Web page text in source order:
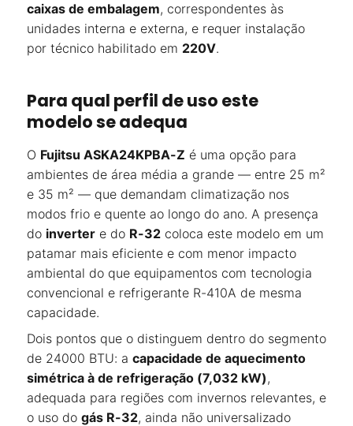
caixas de embalagem, correspondentes às
unidades interna e externa, e requer instalação
por técnico habilitado em 220V.
Para qual perfil de uso este
modelo se adequa
O Fujitsu ASKA24KPBA-Z é uma opção para
ambientes de área média a grande — entre 25 m²
e 35 m² — que demandam climatização nos
modos frio e quente ao longo do ano. A presença
do inverter e do R-32 coloca este modelo em um
patamar mais eficiente e com menor impacto
ambiental do que equipamentos com tecnologia
convencional e refrigerante R-410A de mesma
capacidade.
Dois pontos que o distinguem dentro do segmento
de 24000 BTU: a capacidade de aquecimento
simétrica à de refrigeração (7,032 kW),
adequada para regiões com invernos relevantes, e
o uso do gás R-32, ainda não universalizado